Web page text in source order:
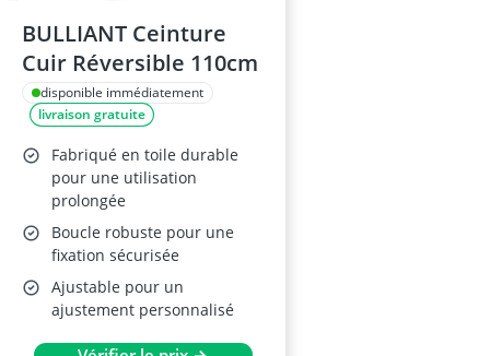
BULLIANT Ceinture
Cuir Réversible 110cm
disponible immédiatement
livraison gratuite
Fabriqué en toile durable
pour une utilisation
prolongée
Boucle robuste pour une
fixation sécurisée
Ajustable pour un
ajustement personnalisé